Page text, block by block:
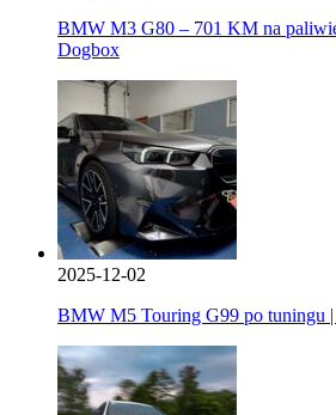
BMW M3 G80 – 701 KM na
Dogbox
2025-12-02
BMW M5 Touring G99 po tuningu